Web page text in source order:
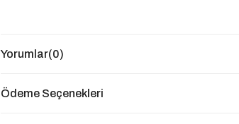
Yorumlar(0)
Ödeme Seçenekleri